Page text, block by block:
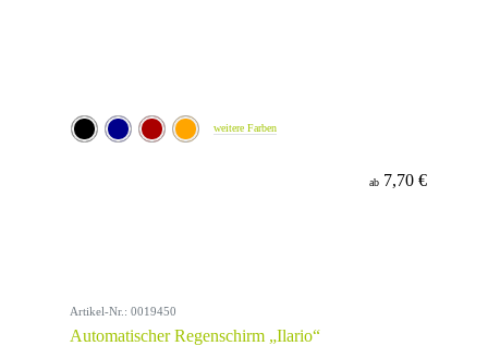
weitere Farben
ab 7,70 €
Artikel-Nr.: 0019450
Automatischer Regenschirm „Ilario“